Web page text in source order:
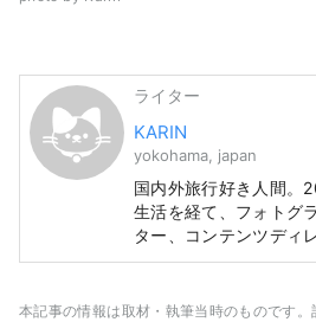
ライター
KARIN
yokohama, japan
国内外旅行好き人間。
生活を経て、フォトグ
ター、コンテンツディ
と幅を広げてパラレル
本記事の情報は取材・執筆当時のものです